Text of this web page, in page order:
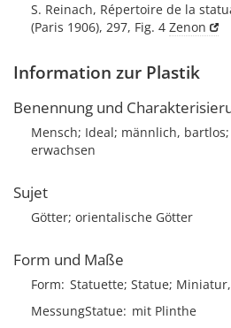
S. Reinach, Répertoire de la
(Paris 1906), 297, Fig. 4 Zenon
Information zur Plastik
Benennung und
Mensch; Ideal; männlich,
erwachsen
Sujet
Götter; orientalische Götter
Form und Maße
Form Statuette; Statue;
MessungStatue mit Plinthe